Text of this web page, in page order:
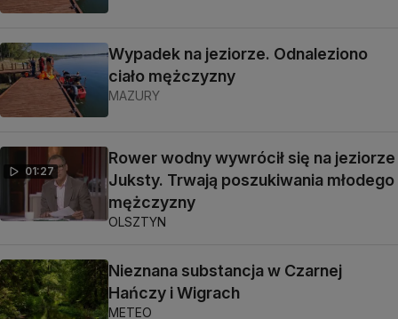
Wypadek na jeziorze. Odnaleziono
ciało mężczyzny
MAZURY
01:27
Rower wodny wywrócił się na jeziorze
Juksty. Trwają poszukiwania młodego
mężczyzny
OLSZTYN
Nieznana substancja w Czarnej
Hańczy i Wigrach
METEO